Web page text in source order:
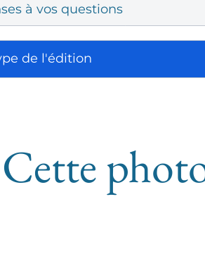
à vos questions
de l'édition
Cette